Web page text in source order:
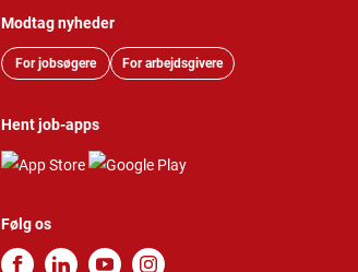
Modtag nyheder
For jobsøgere For arbejdsgivere
Hent job-apps
Følg os